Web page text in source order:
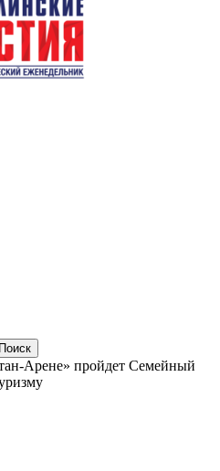
Арене» пройдет Семейный